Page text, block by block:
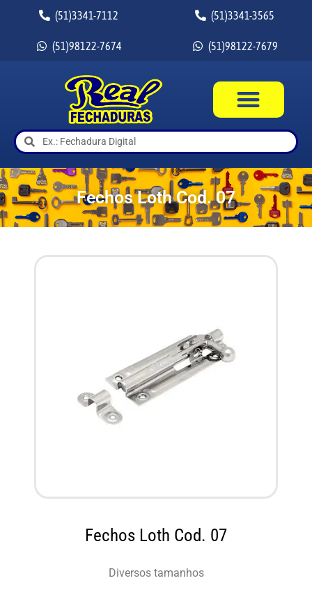
(51)3341-7112 (51)3341-3565
(51)98122-7674 (51)98122-7679
Fechos Loth Cod. 07
Fechos Loth Cod. 07
Diversos tamanhos